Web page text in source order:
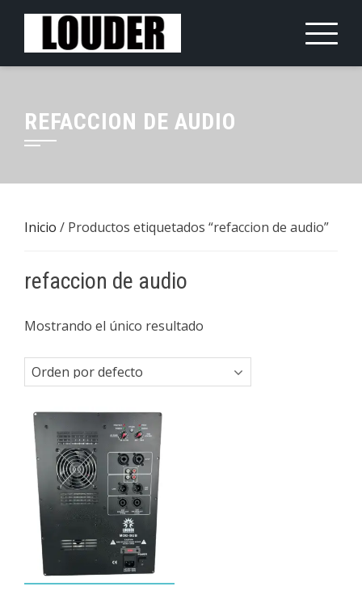
Saltar
contenido
REFACCION DE AUDIO
Inicio / Productos etiquetados “refaccion de audio”
refaccion de audio
Mostrando el único resultado